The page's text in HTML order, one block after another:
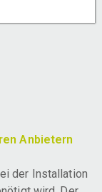
Anbietern
der Installation